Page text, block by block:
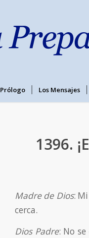
Prólogo Los Mensajes
1396.
Madre de Dios:
cerca.
Dios Padre: No